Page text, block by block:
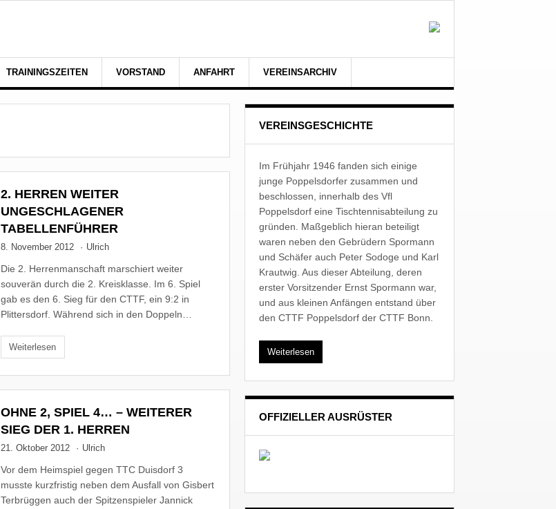
TRAININGSZEITEN VORSTAND ANFAHRT VEREINSARCHIV
2. HERREN WEITER
UNGESCHLAGENER
TABELLENFÜHRER
8. November 2012 · Ulrich
Die 2. Herrenmanschaft marschiert weiter
souverän durch die 2. Kreisklasse. Im 6. Spiel
gab es den 6. Sieg für den CTTF, ein 9:2 in
Plittersdorf. Während sich in den Doppeln…
Weiterlesen
OHNE 2, SPIEL 4… – WEITERER
SIEG DER 1. HERREN
21. Oktober 2012 · Ulrich
Vor dem Heimspiel gegen TTC Duisdorf 3
musste kurzfristig neben dem Ausfall von Gisbert
Terbrüggen auch der Spitzenspieler Jannick
VEREINSGESCHICHTE
Im Frühjahr 1946 fanden sich einige
junge Poppelsdorfer zusammen und
beschlossen, innerhalb des Vfl
Poppelsdorf eine Tischtennisabteilung zu
gründen. Maßgeblich hieran beteiligt
waren neben den Gebrüdern Spormann
und Schäfer auch Peter Sodoge und Karl
Krautwig. Aus dieser Abteilung, deren
erster Vorsitzender Ernst Spormann war,
und aus kleinen Anfängen entstand über
den CTTF Poppelsdorf der CTTF Bonn.
Weiterlesen
OFFIZIELLER AUSRÜSTER